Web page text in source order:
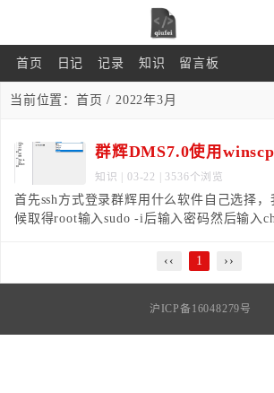
首页 日记 记录 知识 留言板
当前位置： 首页 / 2022年3月
知识 | 03-22 | 3536个浏览
首先ssh方式登录群辉用什么软件自己选择
候取得root输入sudo -i后输入密码然后输入
‹‹ 1 ››
沪ICP备16048279号